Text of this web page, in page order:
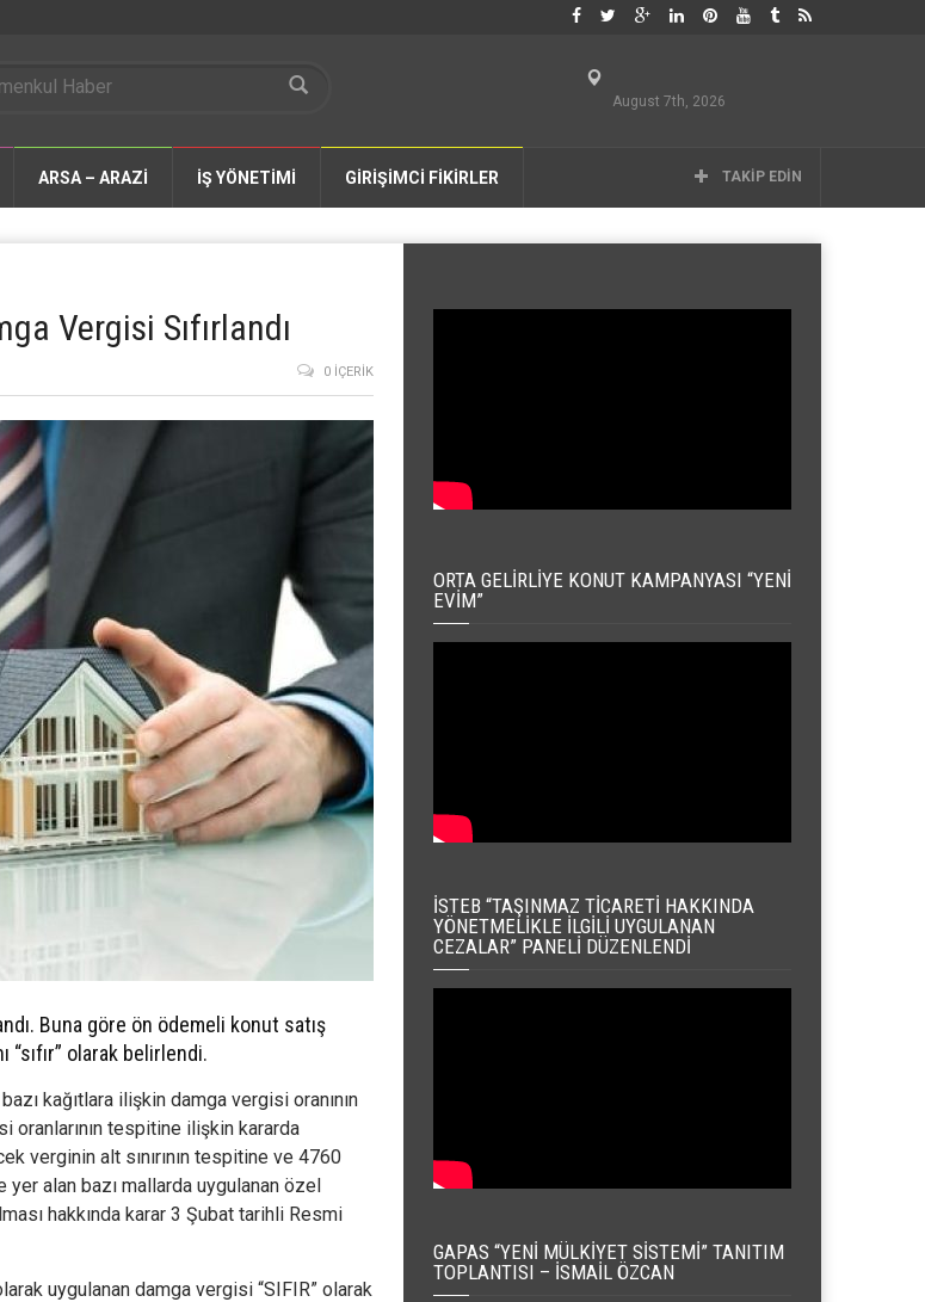
August 7th, 2026
ARSA – ARAZİ İŞ YÖNETİMİ GİRİŞİMCİ FİKİRLER TAKIP EDIN
Vergisi Sıfırlandı
0 İÇERIK
Buna göre ön ödemeli konut satış
olarak belirlendi.
kağıtlara ilişkin damga vergisi oranının
tespitine ilişkin kararda
verginin alt sınırının tespitine ve 4760
alan bazı mallarda uygulanan özel
hakkında karar 3 Şubat tarihli Resmi
uygulanan damga vergisi “SIFIR” olarak
ORTA GELIRLIYE KONUT KAMPANYASI “YENI
EVIM”
İSTEB “TAŞINMAZ TICARETI HAKKINDA
YÖNETMELIKLE İLGILI UYGULANAN
CEZALAR” PANELI DÜZENLENDI
GAPAS “YENI MÜLKIYET SISTEMI” TANITIM
TOPLANTISI – İSMAIL ÖZCAN